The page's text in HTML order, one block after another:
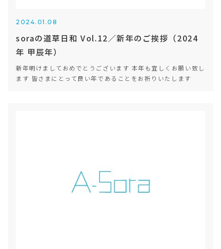
2024.01.08
soraの道草日和 Vol.12／新年のご挨拶（2024
年 甲辰年）
新年明けましておめでとうございます 本年も宜しくお願い致し
ます 皆さまにとって良い年であることをお祈りいたします